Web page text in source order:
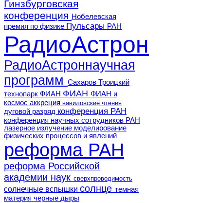
Гинзбурговская
конференция Нобелевская
премия по физике Пульсары РАН
РадиоАстрон
РадиоАстроннаучная
программ
Сахаров Троицкий
технопарк ФИАН ФИАН ФИАН и
космос аккреция вавиловские чтения
дуговой разряд конференция РАН
конференция научных сотрудников РАН
лазерное излучение моделирование
физических процессов и явлений
реформа РАН
реформа Российской
академии наук сверхпроводимость
солнечные вспышки солнце темная
материя черные дыры